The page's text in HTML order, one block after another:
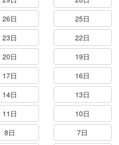
26日
25日
23日
22日
20日
19日
17日
16日
14日
13日
11日
10日
8日
7日